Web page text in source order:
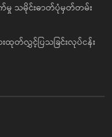
ရွက်မှု သမိုင်းဓာတ်ပုံမှတ်တမ်း
တ်လွှင့်ပြသခြင်းလုပ်ငန်း